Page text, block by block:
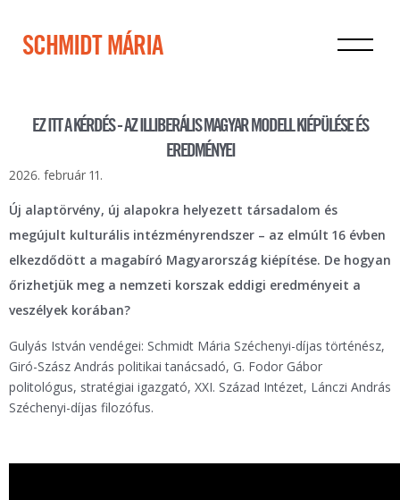
SCHMIDT MÁRIA
EZ ITT A KÉRDÉS - AZ ILLIBERÁLIS MAGYAR MODELL KIÉPÜLÉSE ÉS
EREDMÉNYEI
2026. február 11.
Új alaptörvény, új alapokra helyezett társadalom és
megújult kulturális intézményrendszer – az elmúlt 16 évben
elkezdődött a magabíró Magyarország kiépítése. De hogyan
őrizhetjük meg a nemzeti korszak eddigi eredményeit a
veszélyek korában?
Gulyás István vendégei: Schmidt Mária Széchenyi-díjas történész,
Giró-Szász András politikai tanácsadó, G. Fodor Gábor
politológus, stratégiai igazgató, XXI. Század Intézet, Lánczi András
Széchenyi-díjas filozófus.